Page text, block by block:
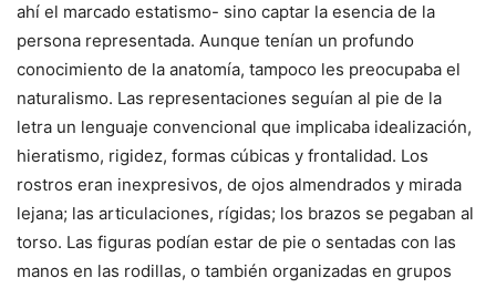
ahí el marcado estatismo- sino captar la esencia de la
persona representada. Aunque tenían un profundo
conocimiento de la anatomía, tampoco les preocupaba el
naturalismo. Las representaciones seguían al pie de la
letra un lenguaje convencional que implicaba idealización,
hieratismo, rigidez, formas cúbicas y frontalidad. Los
rostros eran inexpresivos, de ojos almendrados y mirada
lejana; las articulaciones, rígidas; los brazos se pegaban al
torso. Las figuras podían estar de pie o sentadas con las
manos en las rodillas, o también organizadas en grupos